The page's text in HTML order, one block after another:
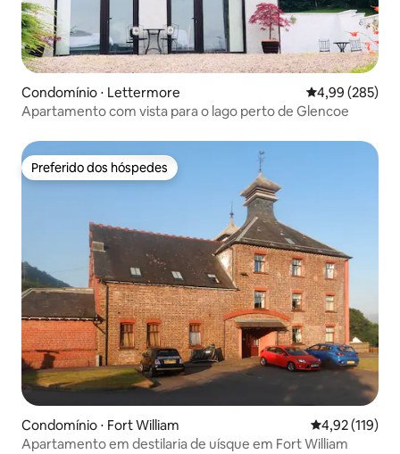
Condomínio ⋅ Lettermore 4,99 de uma
4,99 (285)
Apartamento com vista para o lago perto de Glencoe
Preferido dos hóspedes
Preferido dos hóspedes
Condomínio ⋅ Fort William 4,92 de uma
4,92 (119)
Apartamento em destilaria de uísque em Fort William